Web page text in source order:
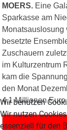
MOERS. Eine
Sparkasse am
Monatsauslosung
besetzte
Zuschauern
im Kulturzentrum
kam die
den Monat
4,1 Millionen
Wir benutzen
Wir nutzen
essenziell für den